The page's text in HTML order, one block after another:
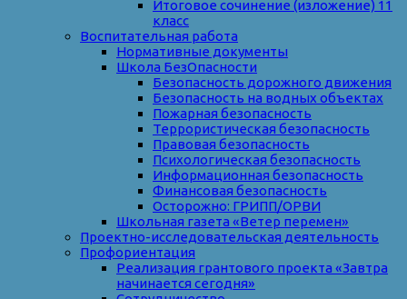
Итоговое сочинение (изложение) 11
класс
Воспитательная работа
Нормативные документы
Школа БезОпасности
Безопасность дорожного движения
Безопасность на водных объектах
Пожарная безопасность
Террористическая безопасность
Правовая безопасность
Психологическая безопасность
Информационная безопасность
Финансовая безопасность
Осторожно: ГРИПП/ОРВИ
Школьная газета «Ветер перемен»
Проектно-исследовательская деятельность
Профориентация
Реализация грантового проекта «Завтра
начинается сегодня»